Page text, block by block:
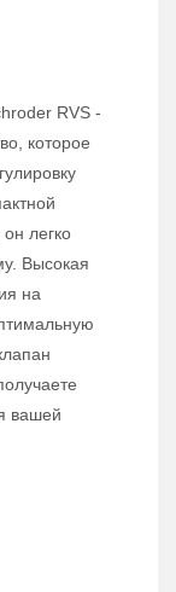
RVS -
которое
легко
Высокая
на
вашей